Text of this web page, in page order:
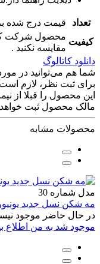
تعداد
قیمت درج شده
کیفیت
محصول شرکت
مقایسه نکنید ‌.
دانلود کاتالوگ
شما هم می‌توانید در
برای ثبت نظر، لازم است
این محصول را قبلا از
مالک محصول ثبت
محصولات مشابه
مدل شماره 30
مه شکن نسل جدید
در حال حاضر موجود
موجود شد به من اطلاع